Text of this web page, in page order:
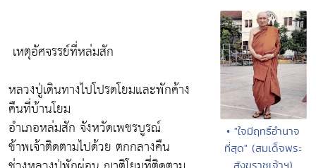
เหตุอัศจรรย์ที่หล่มสัก
หลวงปู่เดินทางไปโปรดโยมและพักค้าง
คืนที่บ้านโยม
อำเภอหล่มสัก จังหวัดเพชรบูรณ์
ข้าพเจ้าติดตามไปด้วย ตกกลางคืน
• "ใจมีฤทธิ์อำนาจ
ที่สุด" (สมเด็จพระ